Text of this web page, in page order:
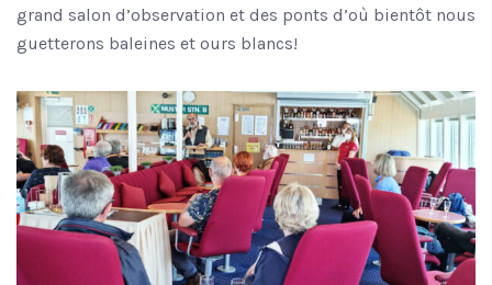
grand salon d’observation et des ponts d’où bientôt nous
guetterons baleines et ours blancs!